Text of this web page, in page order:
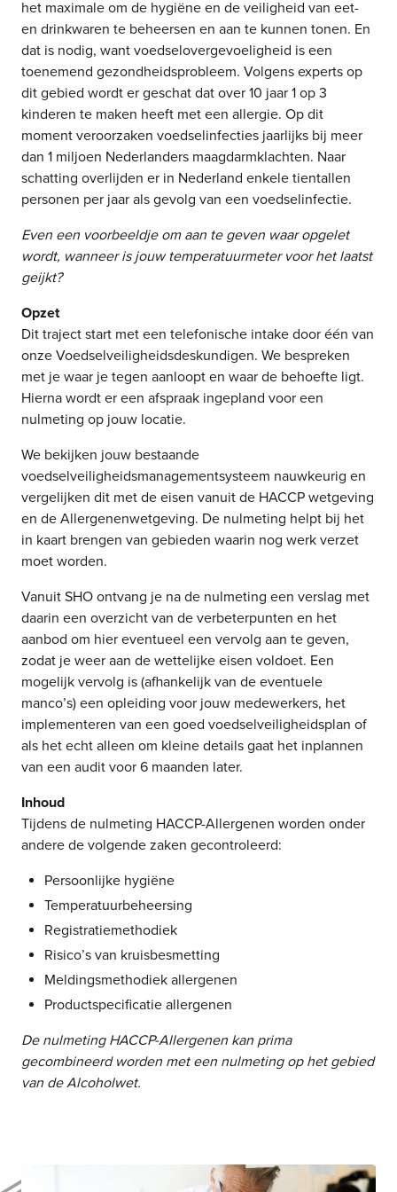
het maximale om de hygiëne en de veiligheid van eet-
en drinkwaren te beheersen en aan te kunnen tonen. En
dat is nodig, want voedselovergevoeligheid is een
toenemend gezondheidsprobleem. Volgens experts op
dit gebied wordt er geschat dat over 10 jaar 1 op 3
kinderen te maken heeft met een allergie. Op dit
moment veroorzaken voedselinfecties jaarlijks bij meer
dan 1 miljoen Nederlanders maagdarmklachten. Naar
schatting overlijden er in Nederland enkele tientallen
personen per jaar als gevolg van een voedselinfectie.
Even een voorbeeldje om aan te geven waar opgelet
wordt, wanneer is jouw temperatuurmeter voor het laatst
geijkt?
Opzet
Dit traject start met een telefonische intake door één van
onze Voedselveiligheidsdeskundigen. We bespreken
met je waar je tegen aanloopt en waar de behoefte ligt.
Hierna wordt er een afspraak ingepland voor een
nulmeting op jouw locatie.
We bekijken jouw bestaande
voedselveiligheidsmanagementsysteem nauwkeurig en
vergelijken dit met de eisen vanuit de HACCP wetgeving
en de Allergenenwetgeving. De nulmeting helpt bij het
in kaart brengen van gebieden waarin nog werk verzet
moet worden.
Vanuit SHO ontvang je na de nulmeting een verslag met
daarin een overzicht van de verbeterpunten en het
aanbod om hier eventueel een vervolg aan te geven,
zodat je weer aan de wettelijke eisen voldoet. Een
mogelijk vervolg is (afhankelijk van de eventuele
manco’s) een opleiding voor jouw medewerkers, het
implementeren van een goed voedselveiligheidsplan of
als het echt alleen om kleine details gaat het inplannen
van een audit voor 6 maanden later.
Inhoud
Tijdens de nulmeting HACCP-Allergenen worden onder
andere de volgende zaken gecontroleerd:
Persoonlijke hygiëne
Temperatuurbeheersing
Registratiemethodiek
Risico’s van kruisbesmetting
Meldingsmethodiek allergenen
Productspecificatie allergenen
De nulmeting HACCP-Allergenen kan prima
gecombineerd worden met een nulmeting op het gebied
van de Alcoholwet.